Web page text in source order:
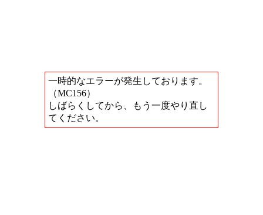
一時的なエラーが発生しております。
（MC156）
しばらくしてから、もう一度やり直し
てください。